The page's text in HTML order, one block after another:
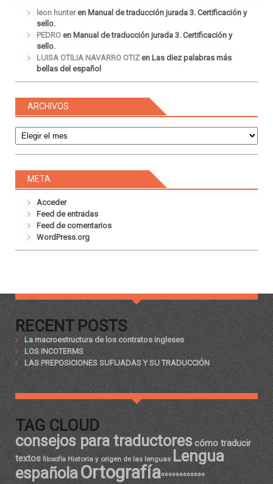
leon hunteren Manual de traducción jurada 3. Certificación y
sello.
PEDRO en Manual de traducción jurada 3. Certificación y
sello.
LUISA OTILIA NAVARRO OTIZen Las diez palabras más
bellas del español
ARCHIVOS
META
Acceder
Feed de entradas
Feed de comentarios
WordPress.org
RECENT POSTS
La macroestructura de los contratos ingleses
LOS INCOTERMS
LAS PREPOSICIONES SUFIJADAS Y SU TRADUCCIÓN
TAG CLOUD
consejos para traductorescómo traducir
textos filosofía Historia y origen de las lenguas Lengua
españolaOrtografíaºººººººººººº